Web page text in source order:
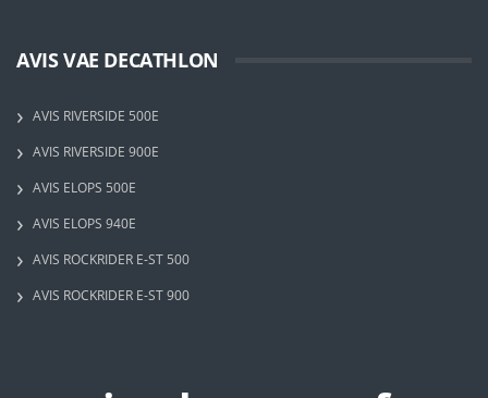
AVIS VAE DECATHLON
AVIS RIVERSIDE 500E
AVIS RIVERSIDE 900E
AVIS ELOPS 500E
AVIS ELOPS 940E
AVIS ROCKRIDER E-ST 500
AVIS ROCKRIDER E-ST 900